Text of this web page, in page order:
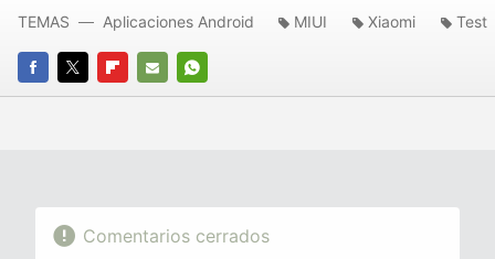
FACEBOOK
TWITTERFLIPBOARD
E-
WHATSAPP
TEMAS Aplicaciones Android MIUI Xiaomi Test
Comentarios cerrados